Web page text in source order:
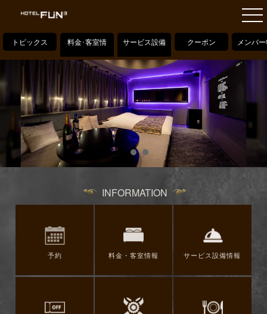
トピックス
料金･客室情
報
サービス設備
情報
クーポン メンバ
INFORMATION
予約 料金・客室情報 サービス設備情報